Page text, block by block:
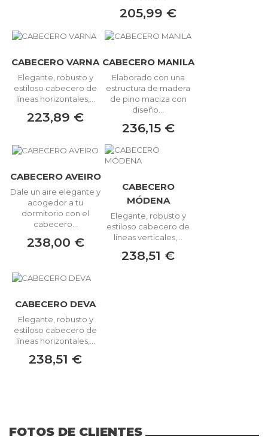
205,99 €
CABECERO VARNA
Elegante, robusto y
estiloso cabecero de
líneas horizontales,...
223,89 €
CABECERO MANILA
Elaborado con una
estructura de madera
de pino maciza con
diseño...
236,15 €
CABECERO AVEIRO
Dale un aire elegante y
acogedor a tu
dormitorio con el
cabecero...
238,00 €
CABECERO
MÓDENA
Elegante, robusto y
estiloso cabecero de
líneas verticales,...
238,51 €
CABECERO DEVA
Elegante, robusto y
estiloso cabecero de
líneas horizontales,...
238,51 €
FOTOS DE CLIENTES